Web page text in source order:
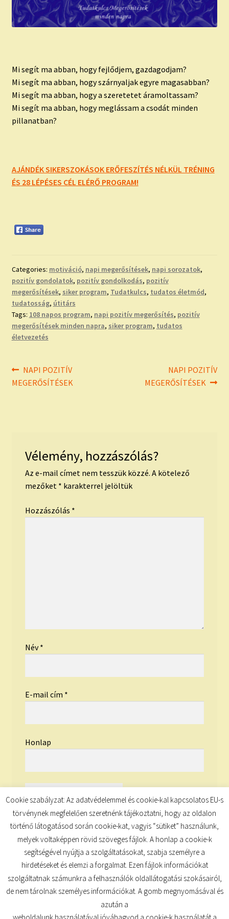
Mi segít ma abban, hogy fejlődjem, gazdagodjam?
Mi segít ma abban, hogy szárnyaljak egyre magasabban?
Mi segít ma abban, hogy a szeretetet áramoltassam?
Mi segít ma abban, hogy meglássam a csodát minden
pillanatban?
AJÁNDÉK SIKERSZOKÁSOK ERŐFESZÍTÉS NÉLKÜL TRÉNING
ÉS 28 LÉPÉSES CÉL ELÉRŐ PROGRAM!
Categories: motiváció, napi megerősítések, napi sorozatok,
pozitív gondolatok, pozitív gondolkodás, pozitív
megerősítések, siker program, Tudatkulcs, tudatos életmód,
tudatosság, útitárs
Tags: 108 napos program, napi pozitív megerősítés, pozitív
megerősítések minden napra, siker program, tudatos
életvezetés
Bejegyzés
navigáció
Previous
post:
NAPI POZITÍV
MEGERŐSÍTÉSEK
Next
post:
NAPI POZITÍV
MEGERŐSÍTÉSEK
Vélemény, hozzászólás?
Az e-mail címet nem tesszük közzé. A kötelező
mezőket * karakterrel jelöltük
Hozzászólás *
Név*
E-mail cím *
Honlap
© TUDATKULCS 2026
Cookie szabályzat: Az adatvédelemmel és cookie-kal kapcsolatos EU-s
törvénynek megfelelően szeretnénk tájékoztatni, hogy az oldalon
történő látogatásod során cookie-kat, vagyis “sütiket” használunk,
melyek voltaképpen rövid szöveges fájlok. A honlap a cookie-k
segítségével nyújtja a szolgáltatásokat, szabja személyre a
hirdetéseket és elemzi a forgalmat. Ezen fájlok információkat
szolgáltatnak számunkra a felhasználók oldallátogatási szokásairól,
de nem tárolnak személyes információkat. A gomb megnyomásával és
azután a